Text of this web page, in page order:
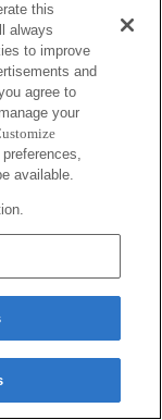
this
always
to improve
and
agree to
your
available.